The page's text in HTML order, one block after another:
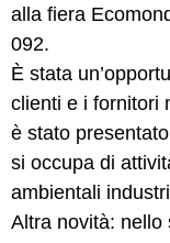
alla fiera
092.
È stata
clienti e i fornitori
è stato
si occupa di
ambientali
Altra novità: nello